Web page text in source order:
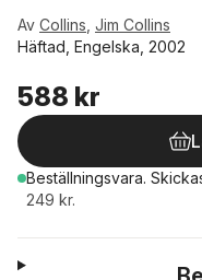
Av Collins Jim Collins
Häftad, Engelska, 2002
588 kr
Beställningsvara.
249 kr.